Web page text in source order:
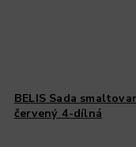
BELIS Sada
červený 4-dílná